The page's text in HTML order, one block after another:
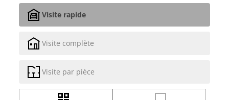
Visite rapide
Visite complète
Visite par pièce